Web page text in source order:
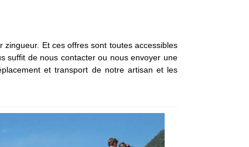
Et ces offres sont toutes accessibles
suffit de nous contacter ou nous envoyer une
et transport de notre artisan et les